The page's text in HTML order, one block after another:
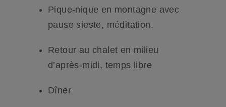
Pique-nique en montagne avec
pause sieste, méditation.
Retour au chalet en milieu
d’après-midi, temps libre
Dîner